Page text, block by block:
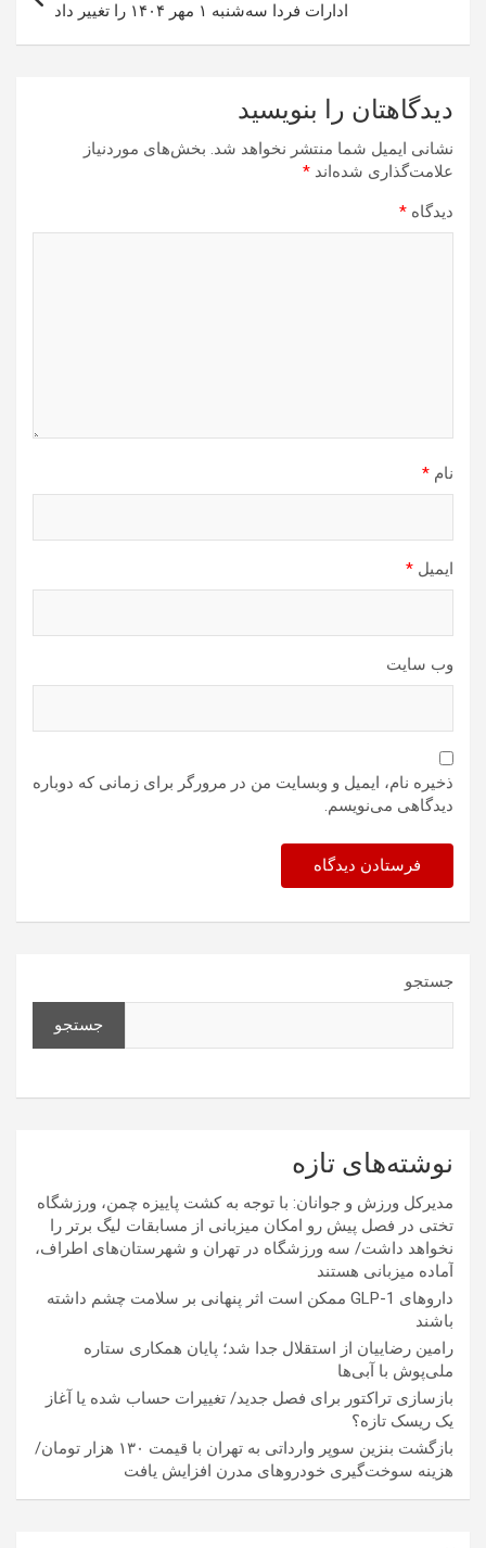
ادارات فردا سه‌شنبه ۱ مهر ۱۴۰۴ را تغییر داد
دیدگاهتان را بنویسید
نشانی ایمیل شما منتشر نخواهد شد. بخش‌های موردنیاز
علامت‌گذاری شده‌اند *
دیدگاه *
نام *
ایمیل *
وب‌ سایت
ذخیره نام، ایمیل و وبسایت من در مرورگر برای زمانی که دوباره
دیدگاهی می‌نویسم.
جستجو
جستجو
نوشته‌های تازه
مدیرکل ورزش و جوانان: با توجه به کشت پاییزه چمن، ورزشگاه
تختی در فصل پیش رو امکان میزبانی از مسابقات لیگ برتر را
نخواهد داشت/ سه ورزشگاه در تهران و شهرستان‌های اطراف،
آماده میزبانی هستند
داروهای GLP-1 ممکن است اثر پنهانی بر سلامت چشم داشته
باشند
رامین رضاییان از استقلال جدا شد؛ پایان همکاری ستاره
ملی‌پوش با آبی‌ها
بازسازی تراکتور برای فصل جدید/ تغییرات حساب شده یا آغاز
یک ریسک تازه؟
بازگشت بنزین سوپر وارداتی به تهران با قیمت ۱۳۰ هزار تومان/
هزینه سوخت‌گیری خودرو‌های مدرن افزایش یافت